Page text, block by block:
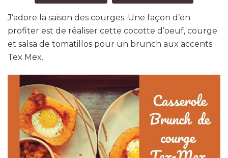
J’adore la saison des courges. Une façon d’en
profiter est de réaliser cette cocotte d’oeuf, courge
et salsa de tomatillos pour un brunch aux accents
Tex Mex.